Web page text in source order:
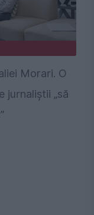
Morari. O
jurnaliştii „să